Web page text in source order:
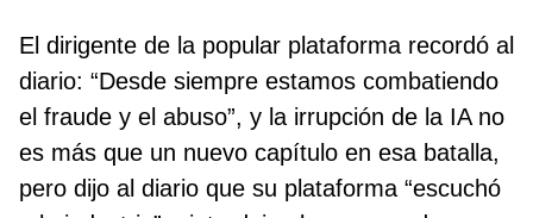
El dirigente de la popular plataforma recordó al
diario: “Desde siempre estamos combatiendo
el fraude y el abuso”, y la irrupción de la IA no
es más que un nuevo capítulo en esa batalla,
pero dijo al diario que su plataforma “escuchó